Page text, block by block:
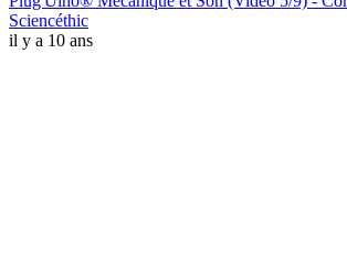
Sciencéthic
il y a 10 ans